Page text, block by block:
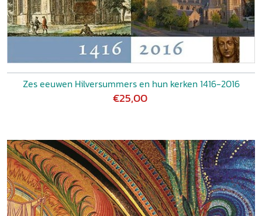
Zes eeuwen Hilversummers en hun kerken 1416-2016
€25,00